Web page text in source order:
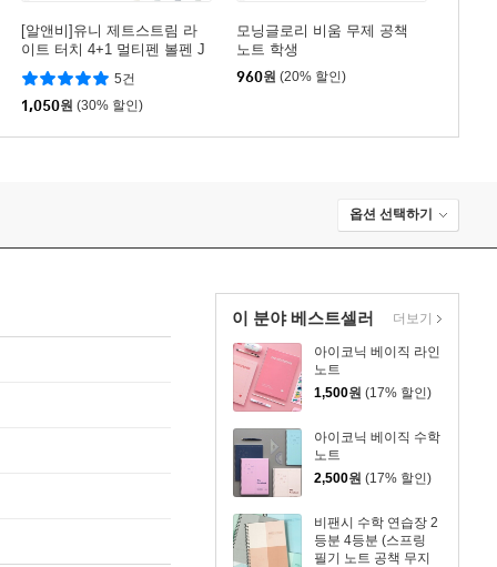
[알앤비]유니 제트스트림 라
이트 터치 4+1 멀티펜 볼펜 J
ETSTREAM lite touch ink M
SXE-LS-05/젯스트림/유니볼/
리필심
5건
1,050원 (30% 할인)
모닝글로리 비움 무제 공책
노트 학생
960원 (20% 할인)
옵션 선택하기
이 분야 베스트셀러
아이코닉 베이직 라인
노트
1,500원 (17% 할인)
아이코닉 베이직 수학
노트
2,500원 (17% 할인)
비팬시 수학 연습장 2
등분 4등분 (스프링
필기 노트 공책 무지
더보기